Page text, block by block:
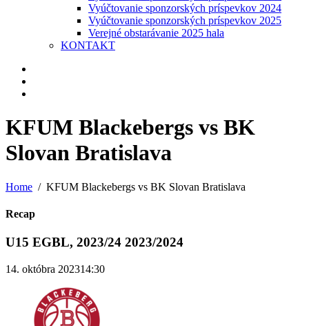
Vyúčtovanie sponzorských príspevkov 2024
Vyúčtovanie sponzorských príspevkov 2025
Verejné obstarávanie 2025 hala
KONTAKT
KFUM Blackebergs vs BK
Slovan Bratislava
Home KFUM Blackebergs vs BK Slovan Bratislava
Recap
U15 EGBL, 2023/24 2023/2024
14. októbra 202314:30